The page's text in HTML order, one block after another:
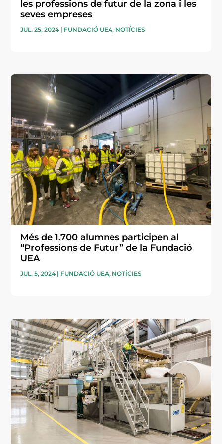
les professions de futur de la zona i les
seves empreses
JUL. 25, 2024 | FUNDACIÓ UEA, NOTÍCIES
Més de 1.700 alumnes participen al
“Professions de Futur” de la Fundació
UEA
JUL. 5, 2024 | FUNDACIÓ UEA, NOTÍCIES